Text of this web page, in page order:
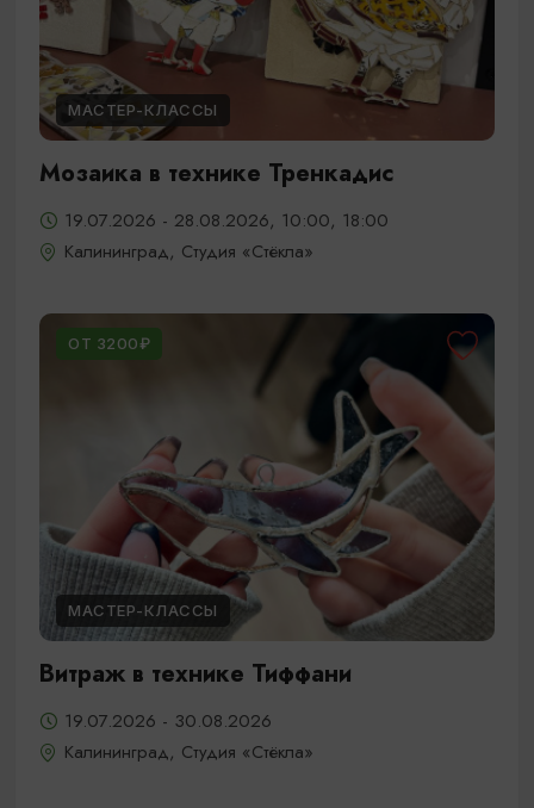
МАСТЕР-КЛАССЫ
Мозаика в технике Тренкадис
19.07.2026 - 28.08.2026, 10:00, 18:00
Калининград, Студия «Стёкла»
ОТ 3200₽
МАСТЕР-КЛАССЫ
Витраж в технике Тиффани
19.07.2026 - 30.08.2026
Калининград, Студия «Стёкла»